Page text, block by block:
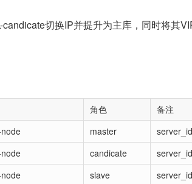
切换IP并提升为主库，同时将其
角色
备注
master
candicate
slave